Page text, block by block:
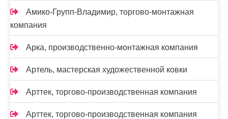
Амико-Групп-Владимир, торгово-монтажная
компания
Арка, производственно-монтажная компания
Артель, мастерская художественной ковки
Арттек, торгово-производственная компания
Арттек, торгово-производственная компания